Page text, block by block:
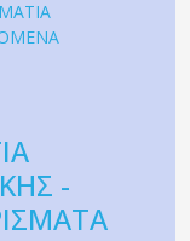
-